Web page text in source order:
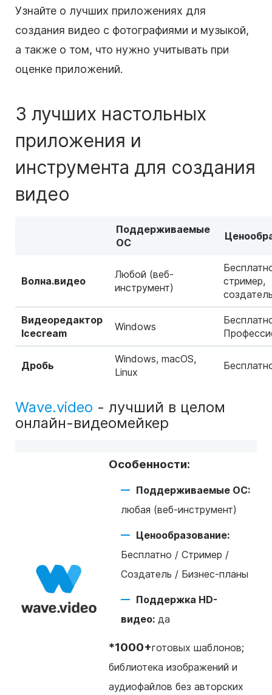
Узнайте о лучших приложениях для
создания видео с фотографиями и музыкой,
а также о том, что нужно учитывать при
оценке приложений.
3 лучших настольных
приложения и
инструмента для создания
видео
Поддерживаемые
ОС
Волна.видео
Любой (веб-
инструмент)
стример,
Видеоредактор
Icecream
Windows
Дробь
Windows, macOS,
Linux
Wave.video - лучший в целом
онлайн-видеомейкер
Особенности:
Поддерживаемые ОС:
любая (веб-инструмент)
Ценообразование:
Бесплатно / Стример /
Создатель / Бизнес-планы
Поддержка HD-
видео: да
*1000+готовых шаблонов;
библиотека изображений и
аудиофайлов без авторских